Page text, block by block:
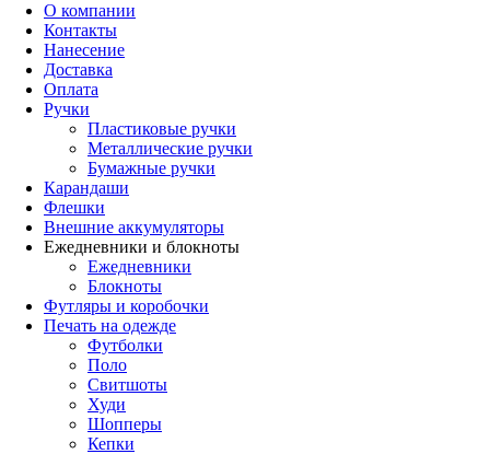
О компании
Контакты
Нанесение
Доставка
Оплата
Ручки
Пластиковые ручки
Металлические ручки
Бумажные ручки
Карандаши
Флешки
Внешние аккумуляторы
Ежедневники и блокноты
Ежедневники
Блокноты
Футляры и коробочки
Печать на одежде
Футболки
Поло
Свитшоты
Худи
Шопперы
Кепки